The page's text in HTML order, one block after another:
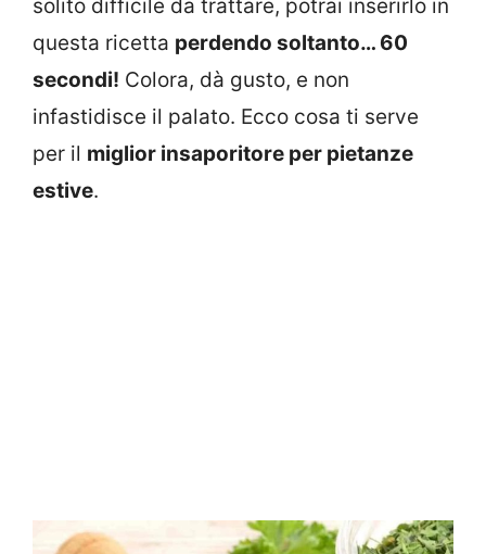
solito difficile da trattare, potrai inserirlo in
questa ricetta perdendo soltanto… 60
secondi! Colora, dà gusto, e non
infastidisce il palato. Ecco cosa ti serve
per il miglior insaporitore per pietanze
estive.